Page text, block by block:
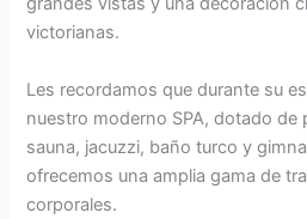
victorianas.
Les recordamos que durante su
nuestro moderno SPA, dotado de
sauna, jacuzzi, baño turco y
ofrecemos una amplia gama de
corporales.